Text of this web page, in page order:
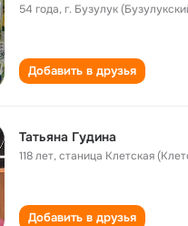
54 года,г. Бузулук
Добавить в друзья
Татьяна Гудина
118 лет,станица Клетская
Добавить в друзья